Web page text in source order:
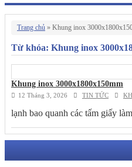
Trang chủ » Khung inox
Từ khóa: Khung inox
Khung inox 3000x1800x150mm
12 Tháng 3, 2026 TIN TỨC
lạnh bao quanh các tấm giấy